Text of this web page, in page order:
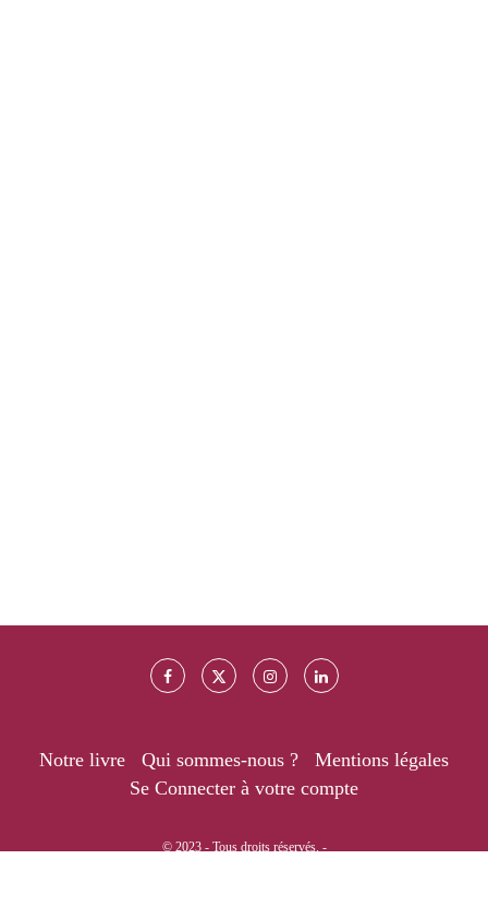
Notre livre Qui sommes-nous ?
Mentions légales
Se Connecter à votre compte
© 2023 - Tous droits réservés. -